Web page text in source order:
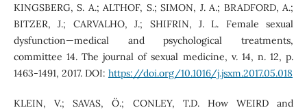
KINGSBERG, S. A.; ALTHOF, S.; SIMON, J. A.; BRADFORD, A.;
BITZER, J.; CARVALHO, J.; SHIFRIN, J. L. Female sexual
dysfunction—medical and psychological treatments,
committee 14. The journal of sexual medicine, v. 14, n. 12, p.
1463-1491, 2017. DOI: https://doi.org/10.1016/j.jsxm.2017.05.018
KLEIN, V.; SAVAS, Ö.; CONLEY, T.D. How WEIRD and